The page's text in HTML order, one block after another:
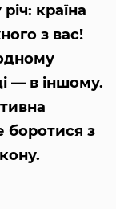
країна
з вас!
— в іншому.
боротися з